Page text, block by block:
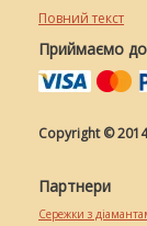
Повний текст
Приймаємо
Copyright ©
Партнери
Сережки з